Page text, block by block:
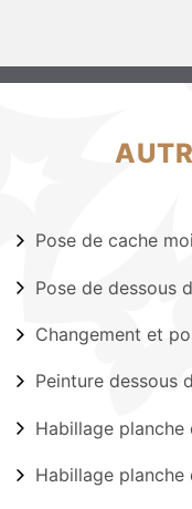
Pose de cache
Pose de dessous
Changement et
Peinture dessous
Habillage planche
Habillage planche